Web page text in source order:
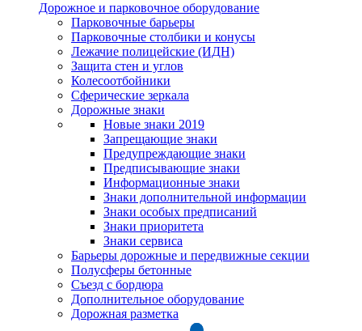
Дорожное и парковочное оборудование
Парковочные барьеры
Парковочные столбики и конусы
Лежачие полицейские (ИДН)
Защита стен и углов
Колесоотбойники
Сферические зеркала
Дорожные знаки
Новые знаки 2019
Запрещающие знаки
Предупреждающие знаки
Предписывающие знаки
Информационные знаки
Знаки дополнительной информации
Знаки особых предписаний
Знаки приоритета
Знаки сервиса
Барьеры дорожные и передвижные секции
Полусферы бетонные
Съезд с бордюра
Дополнительное оборудование
Дорожная разметка